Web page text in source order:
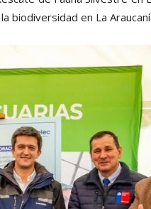
biodiversidad en La